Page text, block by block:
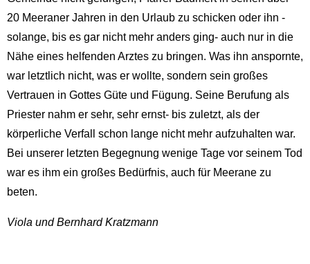
20 Meeraner Jahren in den Urlaub zu schicken oder ihn -
solange, bis es gar nicht mehr anders ging- auch nur in die
Nähe eines helfenden Arztes zu bringen. Was ihn anspornte,
war letztlich nicht, was er wollte, sondern sein großes
Vertrauen in Gottes Güte und Fügung. Seine Berufung als
Priester nahm er sehr, sehr ernst- bis zuletzt, als der
körperliche Verfall schon lange nicht mehr aufzuhalten war.
Bei unserer letzten Begegnung wenige Tage vor seinem Tod
war es ihm ein großes Bedürfnis, auch für Meerane zu
beten.
Viola und Bernhard Kratzmann